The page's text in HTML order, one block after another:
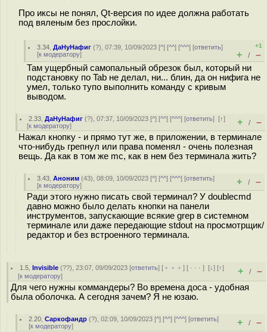
Про иксы не понял, Qt-версия по идее должна работать
под вяленым без прослойки.
3.34 ,ДаНуНафиг (?), 07:39, 10/09/2023 [^] [^^] [^^^] [ответить]
[к модератору]
+1
+ / –
Там ущербный самопальный обрезок был, который ни
подстановку по Tab не делал, ни... блин, да он нифига не
умел, только тупо выполнить команду с кривым
выводом.
2.33 ,ДаНуНафиг (?), 07:37, 10/09/2023 [^] [^^] [^^^] [ответить][↑]
[к модератору] + / –
Нажал кнопку - и прямо тут же, в приложении, в терминале
что-нибудь грепнул или права поменял - очень полезная
вещь. Да как в том же mc, как в нем без терминала жить?
3.43 ,Аноним (43), 08:09, 10/09/2023 [^] [^^] [^^^] [ответить]
[к модератору] + / –
Ради этого нужно писать свой терминал? У doublecmd
давно можно было делать кнопки на панели
инструментов, запускающие всякие grep в системном
терминале или даже передающие stdout на просмотрщик/
редактор и без встроенного терминала.
1.5 ,Invisible (??), 23:07, 09/09/2023 [ответить] [ ﹢﹢﹢] [ · · ·][↓] [↑]
[к модератору] + / –
Для чего нужны коммандеры? Во времена доса - удобная
была оболочка. А сегодня зачем? Я не юзаю.
2.20 ,Саркофандр (?), 02:09, 10/09/2023 [^] [^^] [^^^] [ответить]
[к модератору] + / –